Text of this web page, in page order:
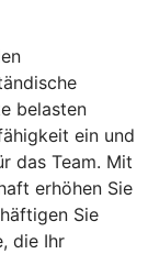
belasten
ein und
das Team. Mit
erhöhen Sie
Sie
die Ihr